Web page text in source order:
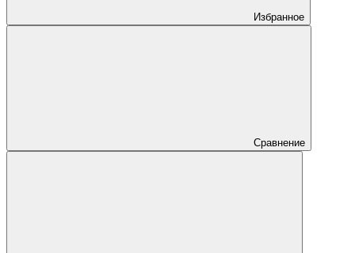
Избранное
Сравнение